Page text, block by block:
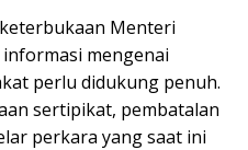
Menteri
mengenai
perlu didukung penuh.
sertipikat, pembatalan
perkara yang saat ini